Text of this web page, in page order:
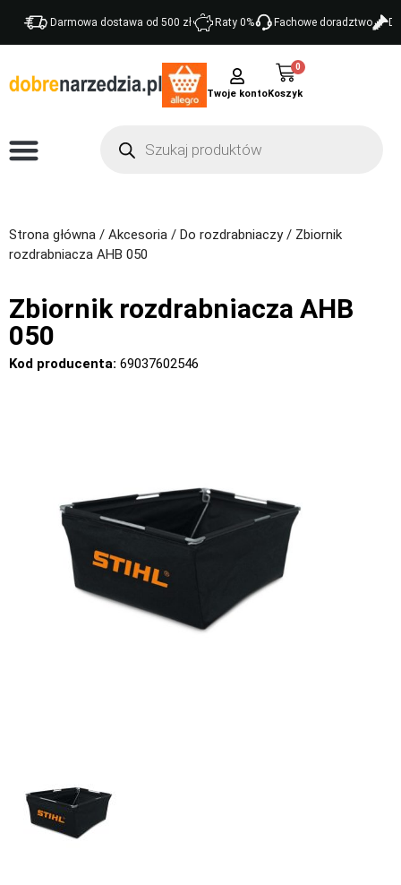
Darmowa dostawa od 500 zł Raty 0% Fachowe doradztwo
Twoje konto
0
Strona główna / Akcesoria / Do rozdrabniaczy/ Zbiornik
rozdrabniacza AHB 050
Zbiornik rozdrabniacza AHB
050
Kod producenta: 69037602546